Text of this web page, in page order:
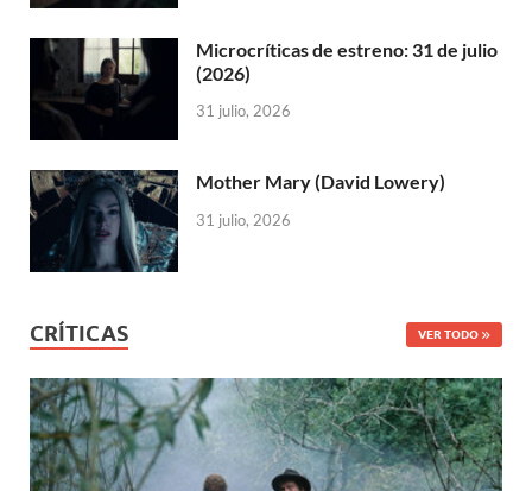
Microcríticas de estreno: 31 de julio
(2026)
31 julio, 2026
Mother Mary (David Lowery)
31 julio, 2026
CRÍTICAS VER TODO